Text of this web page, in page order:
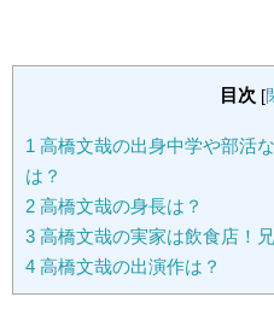
目次 [
1 高橋文哉の出身中学や部活
は？
2 高橋文哉の身長は？
3 高橋文哉の実家は飲食店！
4 高橋文哉の出演作は？